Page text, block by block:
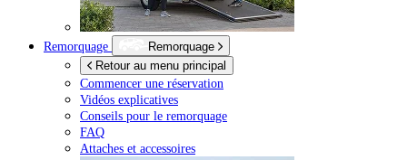
Remorquage
Remorquage
Retour au menu principal
Commencer une réservation
Vidéos explicatives
Conseils pour le remorquage
FAQ
Attaches et accessoires